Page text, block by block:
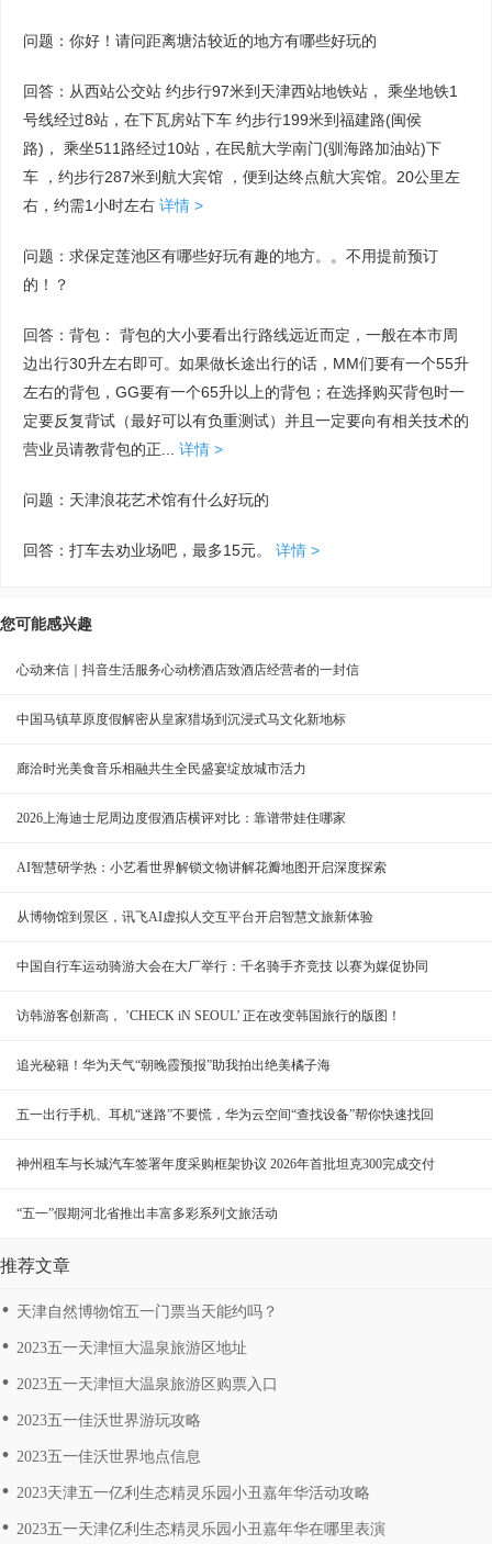
问题：你好！请问距离塘沽较近的地方有哪些好玩的
回答：从西站公交站 约步行97米到天津西站地铁站， 乘坐地铁1
号线经过8站，在下瓦房站下车 约步行199米到福建路(闽侯
路)， 乘坐511路经过10站，在民航大学南门(驯海路加油站)下
车 ，约步行287米到航大宾馆 ，便到达终点航大宾馆。20公里左
右，约需1小时左右 详情 >
问题：求保定莲池区有哪些好玩有趣的地方。。不用提前预订
的！？
回答：背包： 背包的大小要看出行路线远近而定，一般在本市周
边出行30升左右即可。如果做长途出行的话，MM们要有一个55升
左右的背包，GG要有一个65升以上的背包；在选择购买背包时一
定要反复背试（最好可以有负重测试）并且一定要向有相关技术的
营业员请教背包的正...
详情 >
问题：天津浪花艺术馆有什么好玩的
回答：打车去劝业场吧，最多15元。 详情 >
您可能感兴趣
心动来信｜抖音生活服务心动榜酒店致酒店经营者的一封信
中国马镇草原度假解密从皇家猎场到沉浸式马文化新地标
廊洽时光美食音乐相融共生全民盛宴绽放城市活力
2026上海迪士尼周边度假酒店横评对比：靠谱带娃住哪家
AI智慧研学热：小艺看世界解锁文物讲解花瓣地图开启深度探索
从博物馆到景区，讯飞AI虚拟人交互平台开启智慧文旅新体验
中国自行车运动骑游大会在大厂举行：千名骑手齐竞技 以赛为媒促协同
访韩游客创新高， ’CHECK iN SEOUL’ 正在改变韩国旅行的版图！
追光秘籍！华为天气“朝晚霞预报”助我拍出绝美橘子海
五一出行手机、耳机“迷路”不要慌，华为云空间“查找设备”帮你快速找回
神州租车与长城汽车签署年度采购框架协议 2026年首批坦克300完成交付
“五一”假期河北省推出丰富多彩系列文旅活动
推荐文章
天津自然博物馆五一门票当天能约吗？
2023五一天津恒大温泉旅游区地址
2023五一天津恒大温泉旅游区购票入口
2023五一佳沃世界游玩攻略
2023五一佳沃世界地点信息
2023天津五一亿利生态精灵乐园小丑嘉年华活动攻略
2023五一天津亿利生态精灵乐园小丑嘉年华在哪里表演